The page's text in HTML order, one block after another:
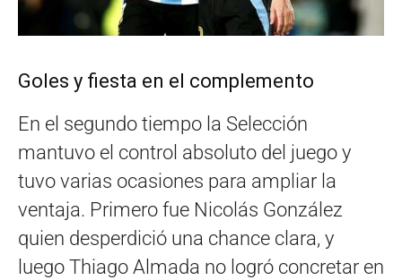
Goles y fiesta en el complemento
En el segundo tiempo la Selección
mantuvo el control absoluto del juego y
tuvo varias ocasiones para ampliar la
ventaja. Primero fue Nicolás González
quien desperdició una chance clara, y
luego Thiago Almada no logró concretar en